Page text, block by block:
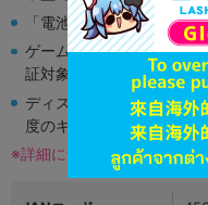
「電池」は原則として保
ゲーム機本体には、SDカ
証対象外となります。
ディスク類の読み取り面
度のキズがある場合がご
※詳細につきましてはコチラ